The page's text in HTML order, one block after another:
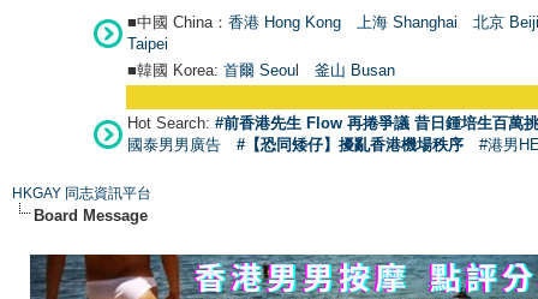
■中國 China： 香港 Hong Kong 上海 Shanghai
北京
Taipei
■韓國 Korea: 首爾 Seoul 釜山 Busan
Hot Search: #前香港先生 Flow 再捲爭議 昔日鍾培生百萬
國泰男男廣告
#【恐同矮仔】擾亂香港機場秩序 #港男
HKGAY 同志資訊平台
Board Message